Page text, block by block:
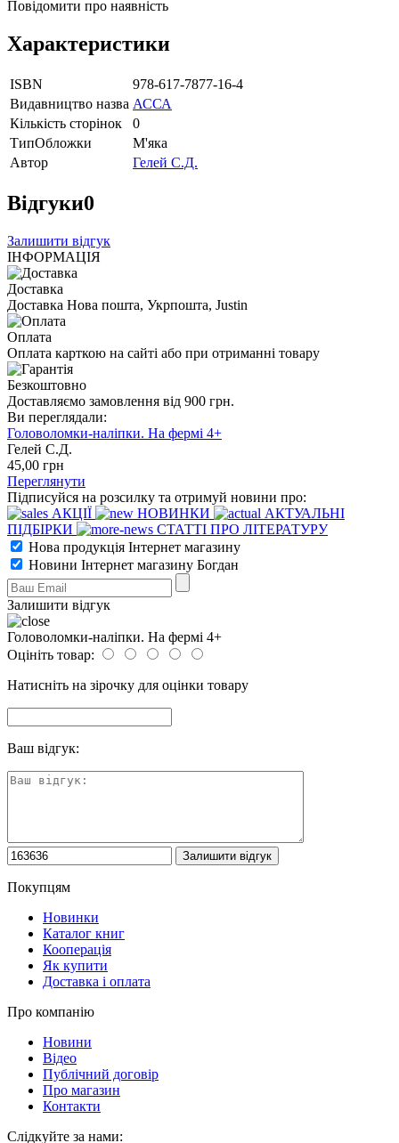
Повідомити про наявність
Характеристики
ISBN
978-617-7877-16-4
Видавництво назва АССА
Кількість сторінок
0
ТипОбложки
М'яка
Автор
Гелей С.Д.
Відгуки0
Залишити відгук
ІНФОРМАЦІЯ
Доставка
Доставка Нова пошта, Укрпошта, Justin
Оплата
Оплата карткою на сайті або при отриманні товару
Безкоштовно
Доставляємо замовлення від 900 грн.
Ви переглядали:
Головоломки-наліпки. На фермі 4+
Гелей С.Д.
45,00 грн
Переглянути
Підписуйся на розсилку та отримуй новини про:
АКЦІЇ
НОВИНКИ
АКТУАЛЬНІ
ПІДБІРКИ
СТАТТІ ПРО ЛІТЕРАТУРУ
Нова продукція Інтернет магазину
Новини Інтернет магазину Богдан
Залишити відгук
Головоломки-наліпки. На фермі 4+
Оцініть товар:
Натисніть на зірочку для оцінки товару
Ваш відгук:
Покупцям
Новинки
Каталог книг
Кооперація
Як купити
Доставка і оплата
Про компанію
Новини
Відео
Публічний договір
Про магазин
Контакти
Слідкуйте за нами: